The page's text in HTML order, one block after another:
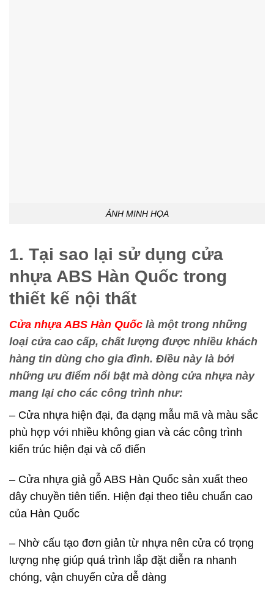
ẢNH MINH HỌA
1. Tại sao lại sử dụng cửa
nhựa ABS Hàn Quốc trong
thiết kế nội thất
Cửa nhựa ABS Hàn Quốc là một trong những
loại cửa cao cấp, chất lượng được nhiều khách
hàng tin dùng cho gia đình. Điều này là bởi
những ưu điểm nổi bật mà dòng cửa nhựa này
mang lại cho các công trình như:
– Cửa nhựa hiện đại, đa dạng mẫu mã và màu sắc
phù hợp với nhiều không gian và các công trình
kiến trúc hiện đại và cổ điển
– Cửa nhựa giả gỗ ABS Hàn Quốc sản xuất theo
dây chuyền tiên tiến. Hiện đại theo tiêu chuẩn cao
của Hàn Quốc
– Nhờ cấu tạo đơn giản từ nhựa nên cửa có trọng
lượng nhẹ giúp quá trình lắp đặt diễn ra nhanh
chóng, vận chuyển cửa dễ dàng